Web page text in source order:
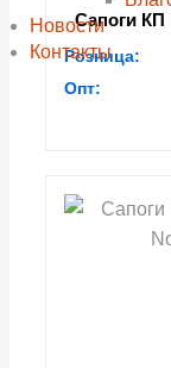
Новости
Контакты
Сапоги
Розница:
Опт: